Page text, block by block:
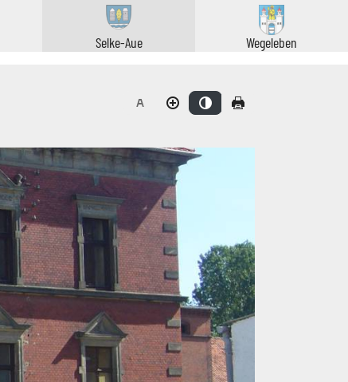
Selke-Aue Wegeleben